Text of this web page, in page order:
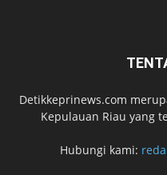
Detikkeprinews.com
Kepulauan Riau yang
Hubungi kami: